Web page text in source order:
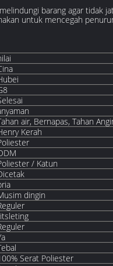
barang agar tidak
untuk mencegah
air, Bernapas, Tahan
Kerah
/ Katun
dingin
Serat Poliester